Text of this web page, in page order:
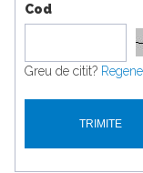
Cod
Greu de citit?